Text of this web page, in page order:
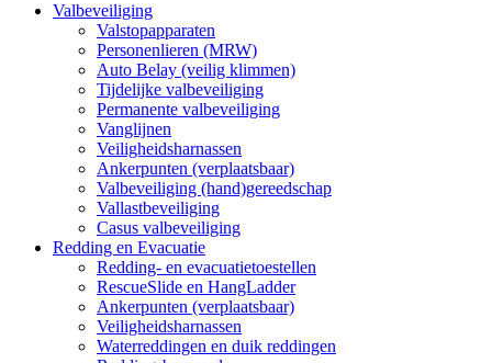
Valbeveiliging
Valstopapparaten
Personenlieren (MRW)
Auto Belay (veilig klimmen)
Tijdelijke valbeveiliging
Permanente valbeveiliging
Vanglijnen
Veiligheidsharnassen
Ankerpunten (verplaatsbaar)
Valbeveiliging (hand)gereedschap
Vallastbeveiliging
Casus valbeveiliging
Redding en Evacuatie
Redding- en evacuatietoestellen
RescueSlide en HangLadder
Ankerpunten (verplaatsbaar)
Veiligheidsharnassen
Waterreddingen en duik reddingen